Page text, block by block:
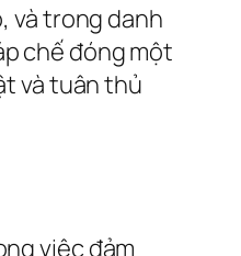
và trong danh
chế đóng một
và tuân thủ
việc đảm